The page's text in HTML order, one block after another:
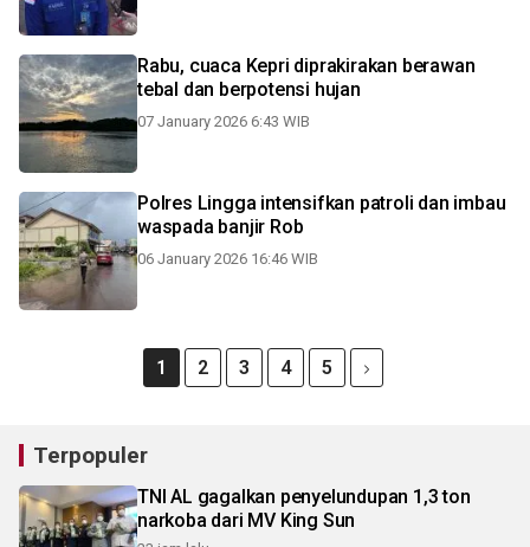
Rabu, cuaca Kepri diprakirakan berawan
tebal dan berpotensi hujan
07 January 2026 6:43 WIB
Polres Lingga intensifkan patroli dan imbau
waspada banjir Rob
06 January 2026 16:46 WIB
1 2 3 4 5
Terpopuler
TNI AL gagalkan penyelundupan 1,3 ton
narkoba dari MV King Sun